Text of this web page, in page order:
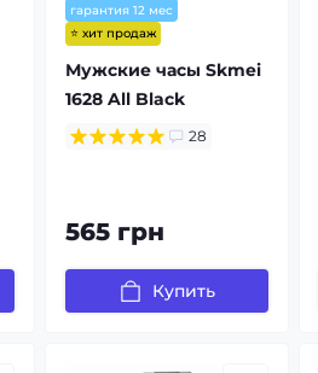
гарантия 12 мес
⭐ хит продаж
Мужские часы Skmei
1628 All Black
28
565 грн
Купить